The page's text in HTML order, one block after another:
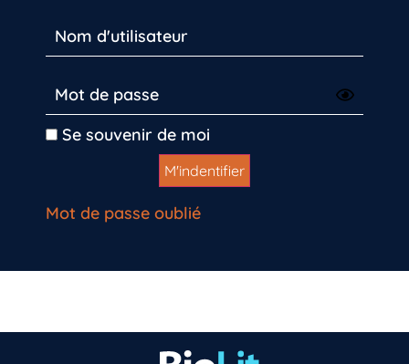
Se souvenir de moi
Mot de passe oublié
Vous n’êtes pas encore inscrit à Biolit ?